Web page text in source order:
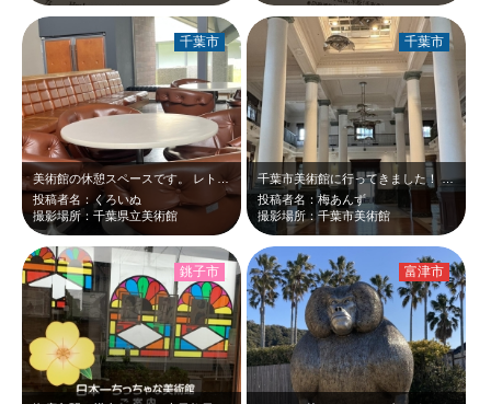
美術館の休憩スペースです。 レトロなイスや照明のある穴場スポットです。 千…
投稿者名：くろいぬ
撮影場所：千葉県立美術館
千葉市
千葉市美術館に行ってきました！ 美術館1階には「さや堂ホール」があり、市指定…
投稿者名：梅あんず
撮影場所：千葉市美術館
千葉市
銚子市 富津市